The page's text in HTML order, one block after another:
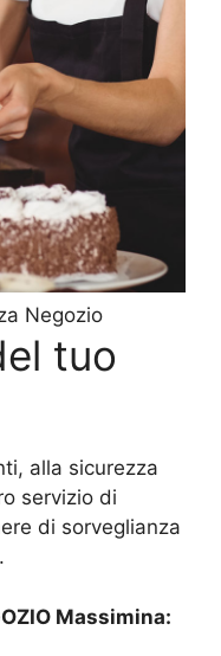
Negozio
tuo
alla sicurezza
servizio di
di sorveglianza
Massimina: